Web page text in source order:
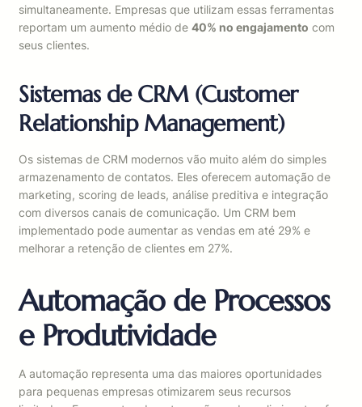
simultaneamente. Empresas que utilizam essas ferramentas
reportam um aumento médio de 40% no engajamento com
seus clientes.
Sistemas de CRM (Customer
Relationship Management)
Os sistemas de CRM modernos vão muito além do simples
armazenamento de contatos. Eles oferecem automação de
marketing, scoring de leads, análise preditiva e integração
com diversos canais de comunicação. Um CRM bem
implementado pode aumentar as vendas em até 29% e
melhorar a retenção de clientes em 27%.
Automação de Processos
e Produtividade
A automação representa uma das maiores oportunidades
para pequenas empresas otimizarem seus recursos